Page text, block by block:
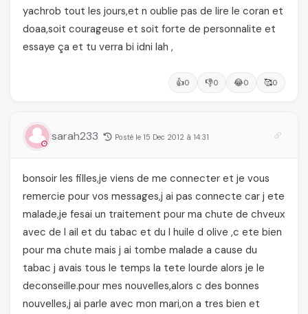
yachrob tout les jours,et n oublie pas de lire le coran et
doaa,soit courageuse et soit forte de personnalite et
essaye ça et tu verra bi idni lah ,
👍0 👎0 😂0 🥰0
sarah233 Posté le 15 Dec 2012 à 14:31
bonsoir les filles,je viens de me connecter et je vous
remercie pour vos messages,j ai pas connecte car j ete
malade,je fesai un traitement pour ma chute de chveux
avec de l ail et du tabac et du l huile d olive ,c ete bien
pour ma chute mais j ai tombe malade a cause du
tabac j avais tous le temps la tete lourde alors je le
deconseille.pour mes nouvelles,alors c des bonnes
nouvelles,j ai parle avec mon mari,on a tres bien et